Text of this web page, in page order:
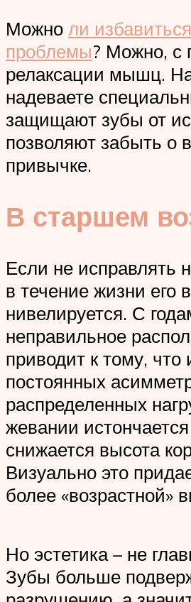
Можно ли
проблемы? Можно,
релаксации мышц.
надеваете
защищают зубы от
позволяют забыть о
привычке.
В старшем
Если не исправлять
в течение жизни его
нивелируется. С
неправильное
приводит к тому, что
постоянных
распределенных
жевании
снижается высота
Визуально это
более «возрастной»
Но эстетика – не
Зубы больше